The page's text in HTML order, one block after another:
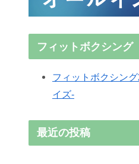
フィットボクシング
フィットボクシン
イズ-
最近の投稿